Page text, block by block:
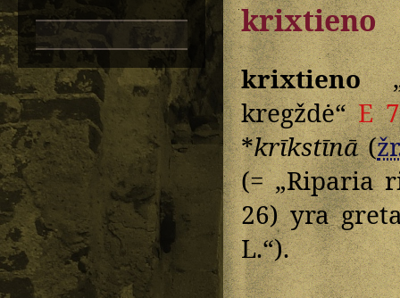
krixtieno
krixtieno
kregždė“E
*krīkstīnā(
(= „Riparia
26) yra
L.“).